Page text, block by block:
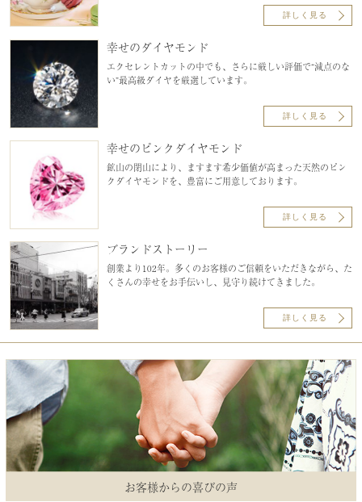
詳しく見る
幸せのダイヤモンド
エクセレントカットの中でも、さらに厳しい評価で“減点のな
い”最高級ダイヤを厳選しています。
詳しく見る
幸せのピンクダイヤモンド
鉱山の閉山により、ますます希少価値が高まった天然のピン
クダイヤモンドを、豊富にご用意しております。
詳しく見る
ブランドストーリー
創業より102年。多くのお客様のご信頼をいただきながら、た
くさんの幸せをお手伝いし、見守り続けてきました。
詳しく見る
お客様からの喜びの声